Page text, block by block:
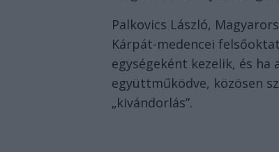
Palkovics László,
Kárpát-medencei
egységeként kezelik, és
együttműködve, közösen
„kivándorlás”.